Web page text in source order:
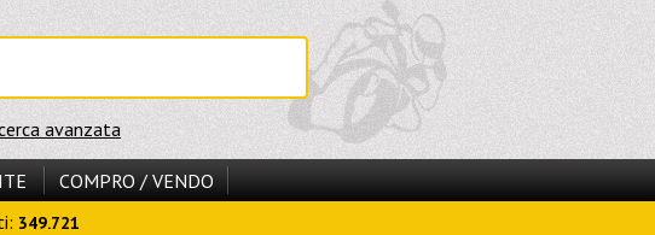
avanzata
COMPRO / VENDO
349.721